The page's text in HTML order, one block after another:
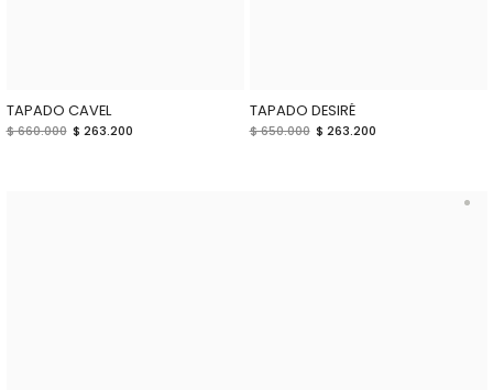
TAPADO CAVEL
$ 660.000 $ 263.200
TAPADO DESIRÉ
$ 650.000 $ 263.200